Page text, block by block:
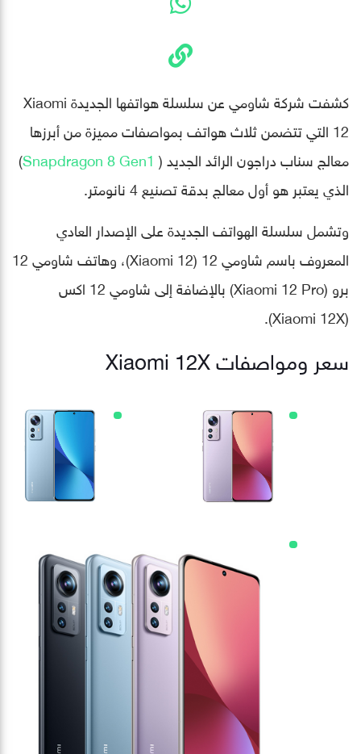
كشفت شركة شاومي عن سلسلة هواتفها الجديدة Xiaomi
12 التي تتضمن ثلاث هواتف بمواصفات مميزة من أبرزها
معالج سناب دراجون الرائد الجديد ( Snapdragon 8 Gen1
)
الذي يعتبر هو أول معالج بدقة تصنيع 4 نانومتر.
وتشمل سلسلة الهواتف الجديدة على الإصدار العادي
المعروف باسم شاومي 12 (Xiaomi 12)، وهاتف شاومي 12
برو (Xiaomi 12 Pro) بالإضافة إلى شاومي 12 اكس
(Xiaomi 12X).
سعر ومواصفات Xiaomi 12X